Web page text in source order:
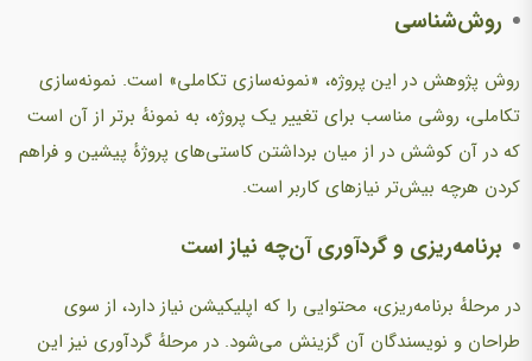
روش‌شناسی
روش پژوهش در این پروژه، «نمونه‌سازی تکاملی» است. نمونه‌سازی
تکاملی،‌ روشی مناسب برای تغییر یک پروژه، به نمونهٔ برتر از آن است
که در آن کوشش در از میان برداشتن کاستی‌های پروژهٔ پیشین و فراهم
کردن هرچه بیش‌تر نیازهای کاربر است.
برنامه‌ریزی و گردآوری آن‌چه نیاز است
در مرحلهٔ برنامه‌ریزی، محتوایی را که اپلیکیشن نیاز دارد، از سوی
طراحان و نویسندگان آن گزینش می‌شود. در مرحلهٔ گردآوری نیز این